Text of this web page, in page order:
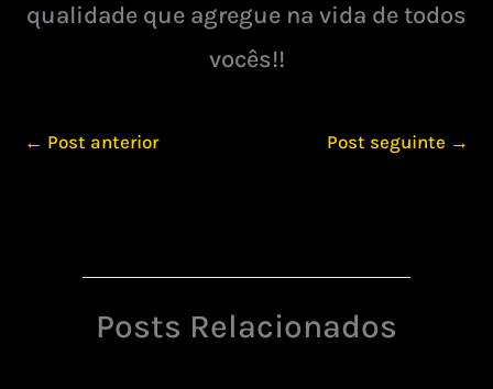
qualidade que agregue na vida de todos
vocês!!
← Post anterior Post seguinte →
Posts Relacionados